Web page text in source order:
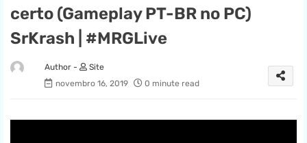
certo (Gameplay PT-BR no PC)
SrKrash | #MRGLive
Site
novembro 16, 2019
0 minute read